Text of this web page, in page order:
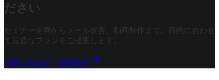
ださい
セミナー企画からメール改善、動画制作まで。目的に合わせ
て最適なプランをご提案します。
お問い合わせ・資料請求